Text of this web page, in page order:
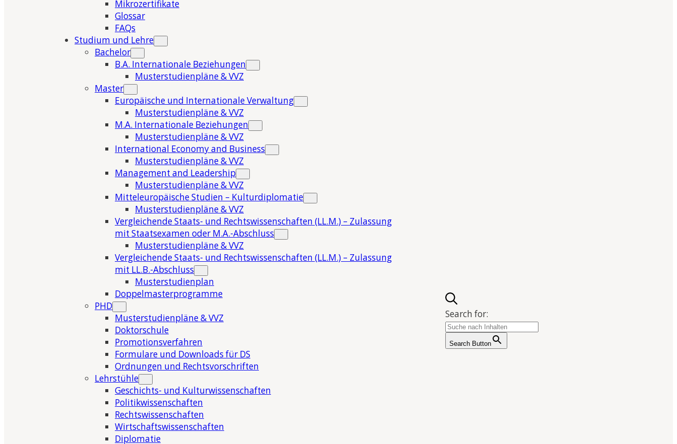
Mikrozertifikate
Glossar
FAQs
Studium und Lehre
Bachelor
B.A. Internationale Beziehungen
Musterstudienpläne & VVZ
Master
Europäische und Internationale Verwaltung
Musterstudienpläne & VVZ
M.A. Internationale Beziehungen
Musterstudienpläne & VVZ
International Economy and Business
Musterstudienpläne & VVZ
Management and Leadership
Musterstudienpläne & VVZ
Mitteleuropäische Studien – Kulturdiplomatie
Musterstudienpläne & VVZ
Vergleichende Staats- und Rechtswissenschaften (LL.M.) – Zulassung
mit Staatsexamen oder M.A.-Abschluss
Musterstudienpläne & VVZ
Vergleichende Staats- und Rechtswissenschaften (LL.M.) – Zulassung
mit LL.B.-Abschluss
Musterstudienplan
Doppelmasterprogramme
PHD
Musterstudienpläne & VVZ
Doktorschule
Promotionsverfahren
Formulare und Downloads für DS
Ordnungen und Rechtsvorschriften
Lehrstühle
Geschichts- und Kulturwissenschaften
Politikwissenschaften
Rechtswissenschaften
Wirtschaftswissenschaften
Diplomatie
Search for:
Search Button